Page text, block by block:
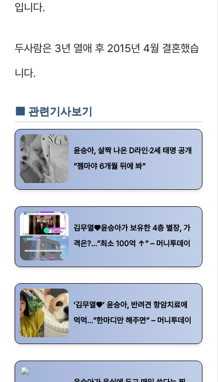
입니다.
두사람은 3년 열애 후 2015년 4월 결혼했습
니다.
🟧 관련기사보기
윤승아, 살짝 나온 D라인·2세 태명 공개
”젬마야 6개월 뒤에 봐”
김무열♥윤승아가 보유한 4층 별장, 가
격은?…”최소 100억 ↑” – 머니투데이
‘김무열♥’ 윤승아, 반려견 항암치료에
먹먹…”한마디만 해주면” – 머니투데이